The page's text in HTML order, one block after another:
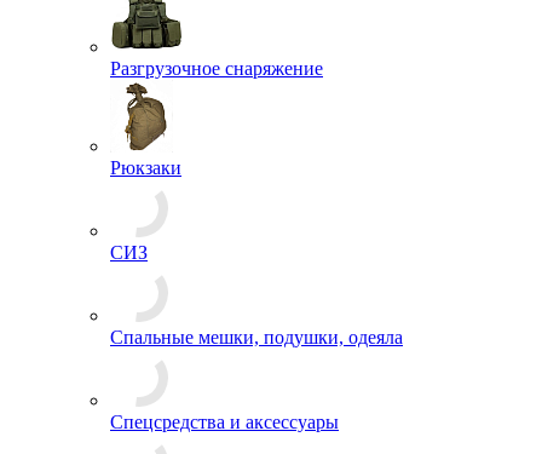
Разгрузочное снаряжение
Рюкзаки
СИЗ
Спальные мешки, подушки, одеяла